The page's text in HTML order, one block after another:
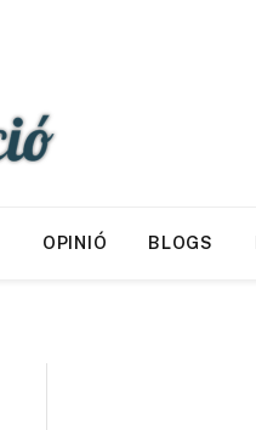
OPINIÓ BLOGS